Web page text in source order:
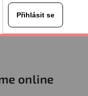
Přihlásit se
online